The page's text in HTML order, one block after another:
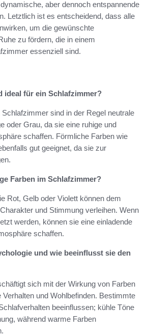
aber dennoch entspannende
Letztlich ist es entscheidend, dass alle
um die gewünschte
zu fördern, die in einem
essenziell sind.
ideal für ein Schlafzimmer?
Schlafzimmer sind in der Regel neutrale
oder Grau, da sie eine ruhige und
schaffen. Förmliche Farben wie
gut geeignet, da sie zur
Farben im Schlafzimmer?
Rot, Gelb oder Violett können dem
und Stimmung verleihen. Wenn
werden, können sie eine einladende
schaffen.
und wie beeinflusst sie den
sich mit der Wirkung von Farben
und Wohlbefinden. Bestimmte
beeinflussen; kühle Töne
während warme Farben